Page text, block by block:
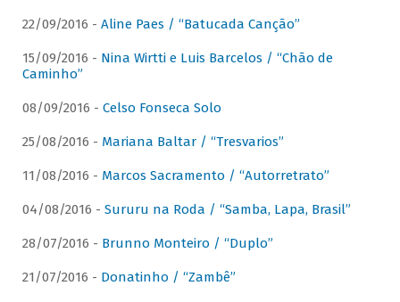
22/09/2016 - Aline Paes / “Batucada Canção”
15/09/2016 - Nina Wirtti e Luis Barcelos / “Chão de
Caminho”
08/09/2016 - Celso Fonseca Solo
25/08/2016 - Mariana Baltar / “Tresvarios”
11/08/2016 - Marcos Sacramento / “Autorretrato”
04/08/2016 - Sururu na Roda / “Samba, Lapa, Brasil”
28/07/2016 - Brunno Monteiro / “Duplo”
21/07/2016 - Donatinho / “Zambê”